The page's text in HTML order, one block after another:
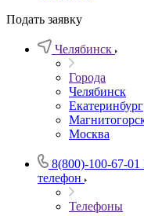
Подать заявку
Челябинск
Города
Челябинск
Екатеринбург
Москва
8(800)-100-67-01
телефон
Телефоны